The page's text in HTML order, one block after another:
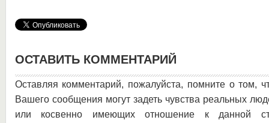
ОСТАВИТЬ КОММЕНТАРИЙ
Оставляя комментарий, пожалуйста, помните о том,
Вашего сообщения могут задеть чувства реальных
или косвенно имеющих отношение к данной